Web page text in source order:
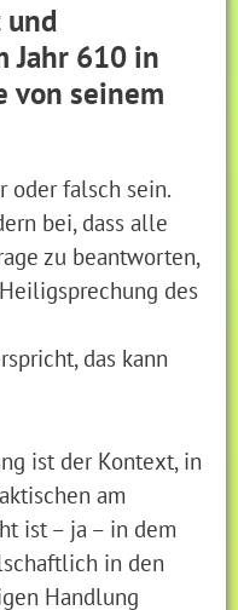
und
Jahr 610 in
von seinem
oder falsch sein.
bei, dass alle
zu beantworten,
des
das kann
ist der Kontext, in
am
ist – ja – in dem
in den
Handlung